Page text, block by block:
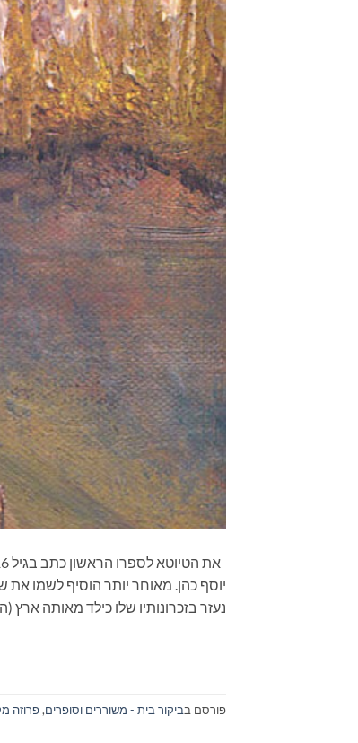
יוסף כהן. מאוחר יותר הוסיף לשמו את
נעזר בזכרונותיו שלו כילד מאותה
פורסם בביקור בית - משוררים וסופרים,פרוזה